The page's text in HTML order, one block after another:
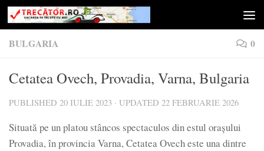
Skip to content
BULGARIA 0
Cetatea Ovech, Provadia, Varna, Bulgaria
PUBLISHED 20 IULIE 2023 · UPDATED 22 FEBRUARIE 2026
Situată pe un platou stâncos spectaculos din estul orașului
Provadia, în provincia Varna, Cetatea Ovech este una dintre